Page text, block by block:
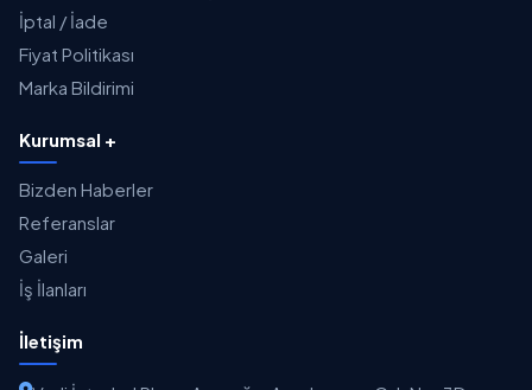
İptal / İade
Fiyat Politikası
Marka Bildirimi
Kurumsal +
Bizden Haberler
Referanslar
Galeri
İş İlanları
İletişim